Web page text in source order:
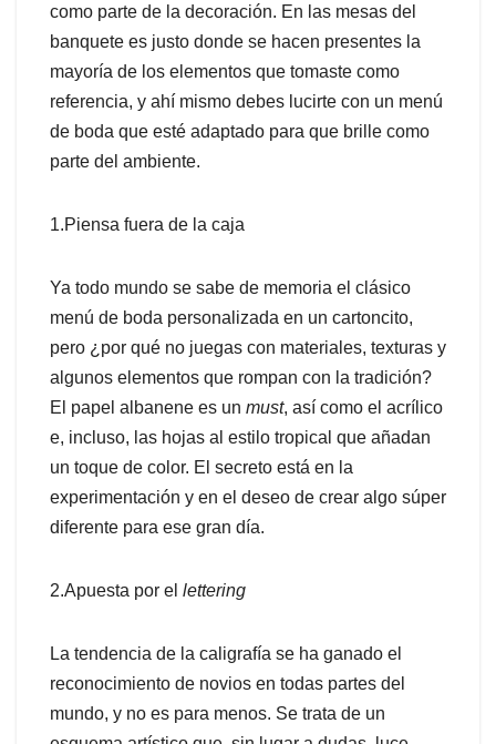
como parte de la decoración. En las mesas del
banquete es justo donde se hacen presentes la
mayoría de los elementos que tomaste como
referencia, y ahí mismo debes lucirte con un menú
de boda que esté adaptado para que brille como
parte del ambiente.
1.Piensa fuera de la caja
Ya todo mundo se sabe de memoria el clásico
menú de boda personalizada en un cartoncito,
pero ¿por qué no juegas con materiales, texturas y
algunos elementos que rompan con la tradición?
El papel albanene es un must, así como el acrílico
e, incluso, las hojas al estilo tropical que añadan
un toque de color. El secreto está en la
experimentación y en el deseo de crear algo súper
diferente para ese gran día.
2.Apuesta por el lettering
La tendencia de la caligrafía se ha ganado el
reconocimiento de novios en todas partes del
mundo, y no es para menos. Se trata de un